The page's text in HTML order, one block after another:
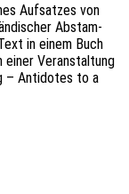
Aufsat­zes von
Abstam­
in einem Buch
einer Veran­stal­tung
– Anti­do­tes to a